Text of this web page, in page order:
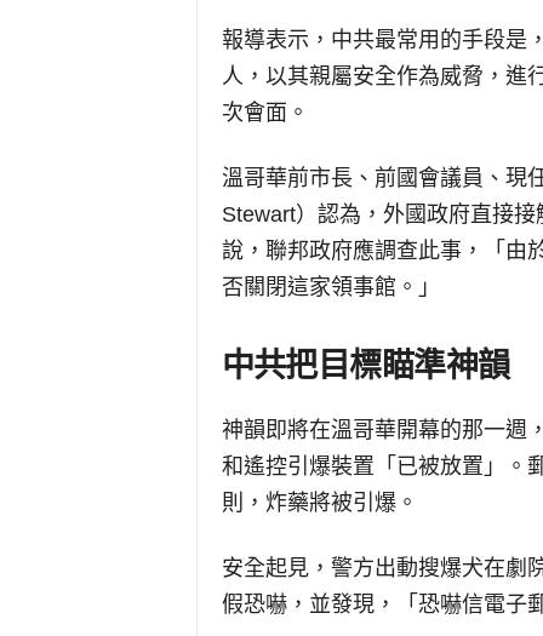
報導表示，中共最常用的手段是
人，以其親屬安全作為威脅，進
次會面。
溫哥華前市長、前國會議員、現
Stewart）認為，外國政府直接
說，聯邦政府應調查此事，「由
否關閉這家領事館。」
中共把目標瞄準神韻
神韻即將在溫哥華開幕的那一週
和遙控引爆裝置「已被放置」。
則，炸藥將被引爆。
安全起見，警方出動搜爆犬在劇
假恐嚇，並發現，「恐嚇信電子